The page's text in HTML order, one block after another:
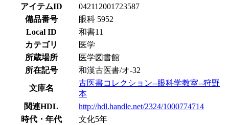
アイテムID
042112001723587
備品番号
眼科 5952
Local ID
和書11
カテゴリ
医学
所蔵場所
医学図書館
所在記号
和漢古医書/オ-32
文庫名
古医書コレクション--眼科学教室--狩野
本
関連HDL
http://hdl.handle.net/2324/1000774714
時代・年代
文化5年